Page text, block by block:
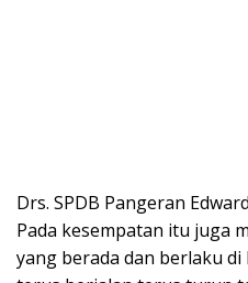
Drs. SPDB Pangeran
Pada kesempatan itu juga
yang berada dan berlaku